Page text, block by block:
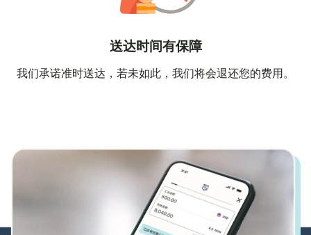
送达时间有保障
我们承诺准时送达，若未如此，我们将会退还您的费用。